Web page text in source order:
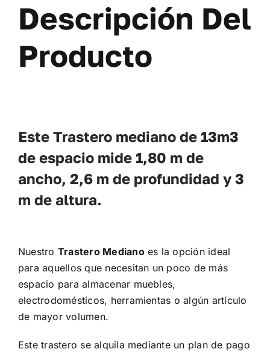
Descripción Del
Producto
Este Trastero mediano de 13m3
de espacio mide 1,80 m de
ancho, 2,6 m de profundidad y 3
m de altura.
Nuestro Trastero Medianoes la opción ideal
para aquellos que necesitan un poco de más
espacio para almacenar muebles,
electrodomésticos, herramientas o algún artículo
de mayor volumen.
Este trastero se alquila mediante un plan de pago